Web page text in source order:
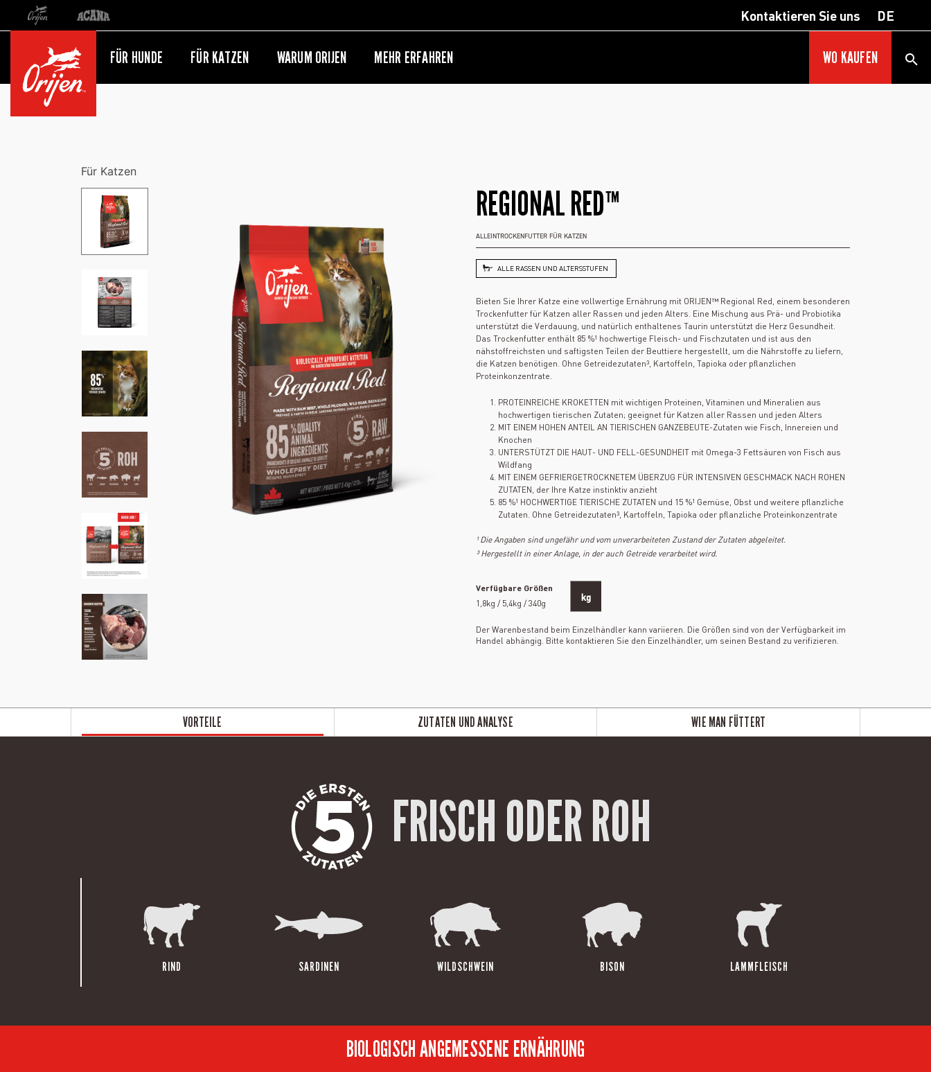
Orijen Acana Kontaktieren Sie uns DE
FÜR HUNDE FÜR KATZEN WARUM ORIJEN MEHR ERFAHREN WO KAUFEN
Für Katzen
REGIONAL RED™
ALLEINTROCKENFUTTER FÜR KATZEN
ALLE RASSEN UND ALTERSSTUFEN
Bieten Sie Ihrer Katze eine vollwertige Ernährung mit ORIJEN™ Regional Red, einem besonderen
Trockenfutter für Katzen aller Rassen und jeden Alters. Eine Mischung aus Prä- und Probiotika
unterstützt die Verdauung, und natürlich enthaltenes Taurin unterstützt die Herz Gesundheit.
Das Trockenfutter enthält 85 %¹ hochwertige Fleisch- und Fischzutaten und ist aus den
nähstoffreichsten und saftigsten Teilen der Beuttiere hergestellt, um die Nährstoffe zu liefern,
die Katzen benötigen. Ohne Getreidezutaten³, Kartoffeln, Tapioka oder pflanzlichen
Proteinkonzentrate.
PROTEINREICHE KROKETTEN mit wichtigen Proteinen, Vitaminen und Mineralien aus
hochwertigen tierischen Zutaten; geeignet für Katzen aller Rassen und jeden Alters
MIT EINEM HOHEN ANTEIL AN TIERISCHEN GANZEBEUTE-Zutaten wie Fisch, Innereien und
Knochen
UNTERSTÜTZT DIE HAUT- UND FELL-GESUNDHEIT mit Omega-3 Fettsäuren von Fisch aus
Wildfang
MIT EINEM GEFRIERGETROCKNETEM ÜBERZUG FÜR INTENSIVEN GESCHMACK NACH ROHEN
ZUTATEN, der Ihre Katze instinktiv anzieht
85 %¹ HOCHWERTIGE TIERISCHE ZUTATEN und 15 %¹ Gemüse, Obst und weitere pflanzliche
Zutaten. Ohne Getreidezutaten³, Kartoffeln, Tapioka oder pflanzliche Proteinkonzentrate
¹ Die Angaben sind ungefähr und vom unverarbeiteten Zustand der Zutaten abgeleitet.
³ Hergestellt in einer Anlage, in der auch Getreide verarbeitet wird.
Verfügbare Größen
1,8kg / 5,4kg / 340g
kg
Der Warenbestand beim Einzelhändler kann variieren. Die Größen sind von der Verfügbarkeit im
Handel abhängig. Bitte kontaktieren Sie den Einzelhändler, um seinen Bestand zu verifizieren.
VORTEILE ZUTATEN UND ANALYSE WIE MAN FÜTTERT
FRISCH ODER ROH
RIND SARDINEN WILDSCHWEIN BISON LAMMFLEISCH
BIOLOGISCH ANGEMESSENE ERNÄHRUNG